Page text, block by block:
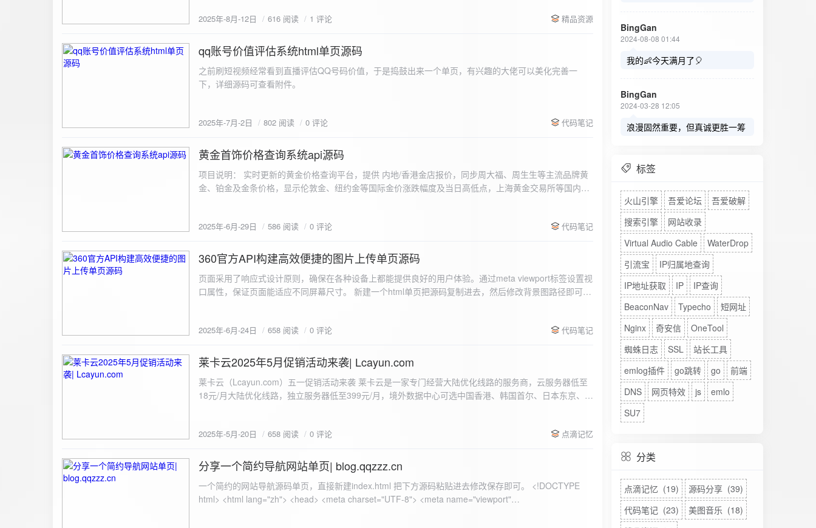
同时也会从筛选下拉框中移除该网址选项。筛选网址：右侧面板有一个 “筛选网址” 的下拉框，用户可以选
测功能： 设置监测间隔：用户可以在输入框中设置监测间隔时间（单位为秒），默认值为 60 秒。开始 /
停止监测：点击 “开始监测” 按钮，工具会立即对所有已添加的网址进行一次检测，之后按照设置的监测间
隔时间循环检测。点击 “停止监测” 按钮可停止监测。重试机制：在进行网址检测时，如果请求失败，会进
行最多 3 次重试，若重试后仍失败，则记录错误日志。日志记录与显示功能。 日志记录： 每次对网址进
会显示所有或筛选后的监测日志，正常状态的日志为黑色，异常状态的日志为红色。日志会自动滚动到最
2025年-8月-12日 616 阅读 1 评论 精品资源
2025-7-2
qq账号价值评估系统html单页源码
之前刷短视频经常看到直播评估QQ号码价值，于是捣鼓出来一个单页，有兴趣的大佬可以美化完善一
2025年-7月-2日 802 阅读 0 评论 代码笔记
2025-6-29
黄金首饰价格查询系统api源码
项目说明： 实时更新的黄金价格查询平台，提供 内地/香港金店报价，同步周大福、周生生等主流品牌黄
金、铂金及金条价格，显示伦敦金、纽约金等国际金价涨跌幅度及当日高低点，上海黄金交易所等国内黄
2025年-6月-29日 586 阅读 0 评论 代码笔记
2025-6-24
360官方API构建高效便捷的图片上传单页源码
页面采用了响应式设计原则，确保在各种设备上都能提供良好的用户体验。通过meta viewport标签设置视
口属性，保证页面能适应不同屏幕尺寸。 新建一个html单页把源码复制进去，然后修改背景图路径即可。
重置默认样式 */ * { margin: 0; padding: 0; box-sizing: border-box; } /* 设置页面的字体和添加背景图片 */
center fixed; /* 使用服务器上的路径 */ background-size: cover; /* 保证背景图片覆盖整个视窗 */ color:
#333; display: flex; justify-content: center; align-items: center; min-height: 100vh; margin: 0; } /* 容器样
式 */ .container { background-color: rgba(255, 255, 255, 0.9); /* 使用半透明白色背景，以便在图片背景
上更清晰地显示内容 */ padding: 30px; border-radius: 8px; box-shadow: 0 4px 8px rgba(0, 0, 0, 0.1);
padding: 8px; background-color: #f7f7f7; border: 1px solid #ccc; border-radius: 4px; font-size: 16px;
size: 16px; border: none; border-radius: 4px; cursor: pointer; transition: background-color 0.3s ease; }
100%; height: 30px; background-color: #ddd; border-radius: 4px; margin-top: 20px; overflow: hidden; }
.progress-fill { height: 100%; background-color: #4caf50; width: 0; line-height: 30px; text-align: center;
2025年-6月-24日 658 阅读 0 评论 代码笔记
2025-5-20
莱卡云2025年5月促销活动来袭| Lcayun.com
莱卡云（Lcayun.com）五一促销活动来袭 莱卡云是一家专门经营大陆优化线路的服务商，云服务器低至
18元/月大陆优化线路，独立服务器低至399元/月，境外数据中心可选中国香港、韩国首尔、日本东京、美
https://www.lcayun.com/actcloud.html
2025年-5月-20日 658 阅读 0 评论 点滴记忆
2025-5-19
分享一个简约导航网站单页| blog.qqzzz.cn
一个简约的网站导航源码单页，直接新建index.html 把下方源码粘贴进去修改保存即可。 <!DOCTYPE html> <html lang="zh"> <head> <meta charset="UTF-8"> <meta name="viewport" content="width=device-width, initial-scale=1.0"> <title>导航网站 -blog.qqzzz.cn</title> <meta name="keywords" content="双虹云博客"> <meta name="description" content="双虹云博客。"> <meta name="author" content="导航网站"> <meta name="robots" content="index,follow"> <meta property="og:title" content="导航网站 - "> <meta property="og:description" content="双虹云。"> <meta property="og:type" content="website"> <link rel="icon" href="https://blog.qqzzz.cn/favicon.ico" type="image/x-icon"> <link rel="shortcut icon" href="https://blog.qqzzz.cn/favicon.ico" type="image/x-icon"> <style> /* 基础样式 */ * { margin: 0; padding: 0; box-sizing: border-box; } /* 主体样式 */ body { background: #f0f2f5; font-family: 'Microsoft YaHei', -apple-system, BlinkMacSystemFont, sans-serif; margin: 0; padding: 0; min-height: 100vh; overflow-x: hidden; position: relative; display: flex; flex-direction: column; } /* 容器样式 */ .container { max-width: 1200px; margin: 0 auto; padding: 20px; flex: 1; display: flex; flex-direction: column; align-items: center; width: 100%; } /* 主盒子样式 */ .main-box { background: white; box-shadow: 0 2px 12px rgba(0, 0, 0, 0.08); border-radius: 24px; border: 1px solid #e9ecef; width: 100%; max-width: 1000px; padding: 30px; margin: 0 auto 15px; transition: all 0.3s ease; position: relative; z-index: 2; } .main-box:hover { transform: translateY(-2px); box-shadow: 0 6px 25px rgba(0, 0, 0, 0.2); } /* 头部样式 */ .header { text-align: center; margin-bottom: 20px; padding-bottom: 15px; border-bottom: 1px solid rgba(255, 255, 255, 0.2); } .header h1 { font-size: 32px; background: linear-gradient(120deg, #2b5876 0%, #4e4376 100%); -webkit-background-clip: text; -webkit-text-fill-color: transparent; margin-bottom: 15px; } /* 提示框样式 */ .notice { background: transparent; padding: 0 25px; border-radius: 12px; margin-bottom: 15px; white-space: nowrap; overflow: hidden; text-overflow: ellipsis; } .notice p { color: #4facfe; font-size: 16px; line-height: 1; font-weight: bold; letter-spacing: 0.5px; margin: 0; } /* 流量卡领取样式 */ .flow-card, .flow-card-top { background: linear-gradient(120deg, #4facfe 0%, #00f2fe 100%); box-shadow: 0 3px 15px rgba(0, 0, 0, 0.1); border-radius: 12px; padding: 10px 15px; margin-bottom: 10px; text-align: center; position: relative; overflow: hidden; display: flex; justify-content: space-between; align-items: center; } .flow-card::before, .flow-card-top::before { content: ''; position: absolute; top: -10px; right: -10px; width: 80px; height: 80px; background: rgba(255, 255, 255, 0.1); border-radius: 50%; } .flow-card .text-content, .flow-card-top h3 { flex: 1; text-align: left; color: #ffffff; font-size: 16px; margin: 0; } .flow-card h2 { color: #ffffff; font-size: 18px; margin-bottom: 4px; font-weight: 600; } .flow-card p { color: rgba(255, 255, 255, 0.9); font-size: 14px; margin-bottom: 0; } .flow-card a, .flow-card-top a { display: inline-block; background: #ffffff; color: #2b5876; padding: 8px 0; border-radius: 50px; font-size: 15px; cursor: pointer; transition: all 0.3s ease; font-weight: 600; text-decoration: none; box-shadow: 0 4px 10px rgba(0, 0, 0, 0.1); margin: 0 5px; white-space: nowrap; width: 110px; text-align: center; } /* 所有按钮统一样式 */ .flow-card .buttons a, .flow-card-top .buttons a { background: #ffffff; color: #2b5876; } .flow-card .buttons a:hover, .flow-card-top .buttons a:hover { background: #f8f9fa; transform: translateY(-2px); box-shadow: 0 6px 15px rgba(0, 0, 0, 0.2); } .flow-card .buttons, .flow-card-top .buttons { display: flex; align-items: center; justify-content: flex-end; flex-wrap: nowrap; } .flow-card a:hover, .flow-card-top a:hover { transform: translateY(-2px); box-shadow: 0 6px 15px rgba(0, 0, 0, 0.2); background: #f8f9fa; } .flow-card-top { margin-bottom: 10px; } /* 导航网格样式 */ .nav-grid { display: grid; grid-template-columns: repeat(2, 1fr); gap: 25px; width: 100%; margin: 0 auto; padding: 0; } /* 导航项样式 */ .nav-item { background: hsl(230, 10%, 33%); border-radius: 12px; padding: 12px; text-align: center; box-shadow: none; transition: all 0.3s ease; min-height: 75px; position: relative; } .nav-item:hover { transform: none; background: hsl(230, 10%, 38%); } .nav-item a { text-decoration: none; color: inherit; display: block; text-align: center; } .nav-item h3 { color: #ffffff; font-size: 17px; margin-bottom: 8px; } .nav-item p { color: rgba(255, 255, 255, 0.9); font-size: 16px; margin-bottom: 4px; } .nav-item .status { position: absolute; bottom: -20px; left: 0; right: 0; color: #ff6b6b; font-size: 12px; text-align: center; font-weight: 500; } /* 底部导航样式 */ .float-nav { display: none; } @media (max-width: 768px) { body { padding-bottom: 20px; } .container { padding: 10px; } .main-box { padding: 15px; margin: 5px; } .header { margin-bottom: 15px; padding-bottom: 10px; } .nav-grid { gap: 15px; } .flow-card, .flow-card-top { padding: 12px; margin-bottom: 10px; flex-direction: column; } .flow-card .text-content, .flow-card-top h3 { text-align: center; margin-bottom: 12px; font-size: 16px; } .flow-card h2 { font-size: 16px; margin-bottom: 5px; text-align: center; } .flow-card p { font-size: 13px; text-align: center; padding: 0 5px; } .flow-card a, .flow-card-top a, .flow-card .buttons a, .flow-card-top .buttons a { padding: 7px 0; font-size: 14px; margin: 0 4px; width: 95px; text-align: center; background: #ffffff; color: #2b5876; } .flow-card .buttons, .flow-card-top .buttons { justify-content: center; width: 100%; margin-top: 5px; } .nav-item { padding: 12px; min-height: 70px; width: 100%; } .header h1 { font-size: 24px; } .notice p { font-size: 14px; } .copyright { padding: 10px 0; font-size: 12px; } } /* 版权信息样式 */ .copyright { text-align: center; padding: 15px 0; color: #6c757d; font-size: 13px; letter-spacing: 0.5px; width: 100%; max-width: 1200px; margin: 0 auto; } /* 弹窗样式 */ .modal-overlay { position: fixed; top: 0; left: 0; right: 0; bottom: 0; background: rgba(0, 0, 0, 0.4); display: flex; justify-content: center; align-items: center; z-index: 10000; } .modal { background: white; border: 1px solid #e9ecef; padding: 25px; border-radius: 15px; width: 90%; max-width: 3
BingGan
2024-08-08 01:44
我的👶今天满月了🎈
BingGan
2024-03-28 12:05
浪漫固然重要，但真诚更胜一筹
标签
火山引擎 吾爱论坛
吾爱破解
搜索引擎
网站收录
Virtual Audio Cable
WaterDrop
引流宝
IP归属地查询
IP地址获取
IP
IP查询
BeaconNav
Typecho
短网址
Nginx
奇安信
OneTool
蜘蛛日志
SSL
站长工具
emlog插件
go跳转 go
前端
DNS
网页特效 js
emlo
SU7
分类
点滴记忆 (19)
源码分享 (39)
代码笔记 (23)
美图音乐 (18)